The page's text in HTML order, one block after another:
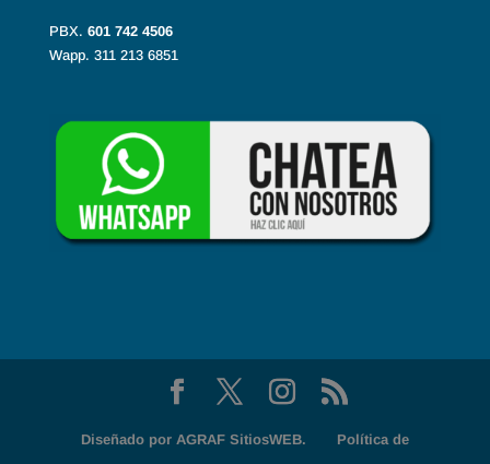
PBX. 601 742 4506
Wapp. 311 213 6851
Diseñado por AGRAF SitiosWEB. Política de